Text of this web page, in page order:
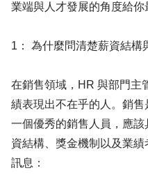
業端與人才發展的角度給你
1： 為什麼問清楚薪資結構
在銷售領域，HR 與部門主
績表現出不在乎的人。銷售
一個優秀的銷售人員，應
資結構、獎金機制以及業
訊息：